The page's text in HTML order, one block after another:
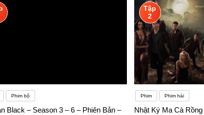
Phim bộ
Black – Season 3 – 6 – Phiên Bản –
Tập
2
Phim Phim hài
Nhật Ký Ma Cà